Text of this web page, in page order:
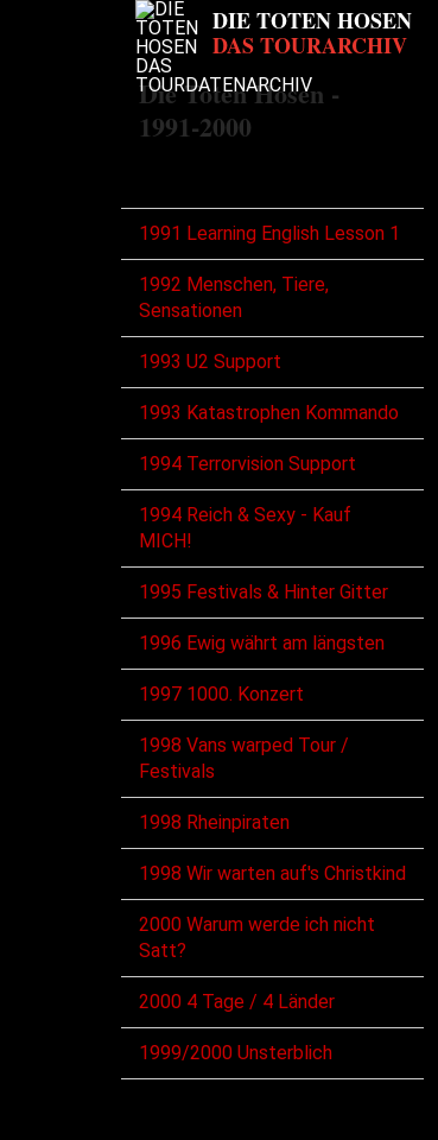
Die Toten Hosen -
1991-2000
1991 Learning English Lesson 1
1992 Menschen, Tiere,
Sensationen
1993 U2 Support
1993 Katastrophen Kommando
1994 Terrorvision Support
1994 Reich & Sexy - Kauf
MICH!
1995 Festivals & Hinter Gitter
1996 Ewig währt am längsten
1997 1000. Konzert
1998 Vans warped Tour /
Festivals
1998 Rheinpiraten
1998 Wir warten auf's Christkind
2000 Warum werde ich nicht
Satt?
2000 4 Tage / 4 Länder
1999/2000 Unsterblich